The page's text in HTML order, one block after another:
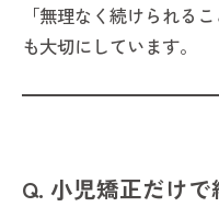
「無理なく続けられるこ
も大切にしています。
Q. 小児矯正だけ